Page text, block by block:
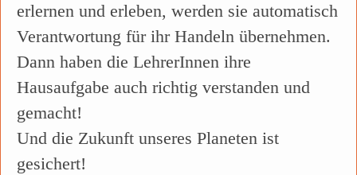
erlernen und erleben, werden sie automatisch
Verantwortung für ihr Handeln übernehmen.
Dann haben die LehrerInnen ihre
Hausaufgabe auch richtig verstanden und
gemacht!
Und die Zukunft unseres Planeten ist
gesichert!